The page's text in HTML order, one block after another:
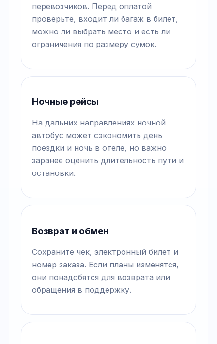
перевозчиков. Перед оплатой
проверьте, входит ли багаж в билет,
можно ли выбрать место и есть ли
ограничения по размеру сумок.
Ночные рейсы
На дальних направлениях ночной
автобус может сэкономить день
поездки и ночь в отеле, но важно
заранее оценить длительность пути и
остановки.
Возврат и обмен
Сохраните чек, электронный билет и
номер заказа. Если планы изменятся,
они понадобятся для возврата или
обращения в поддержку.